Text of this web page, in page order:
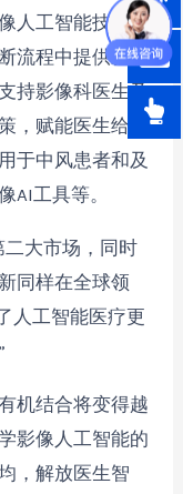
人工智能技术创
流程中提供影像
持影像科医生及
，赋能医生给予
于中风患者和及
AI工具等。
二大市场，同时
同样在全球领
人工智能医疗更
机结合将变得越
影像人工智能的
，解放医生智